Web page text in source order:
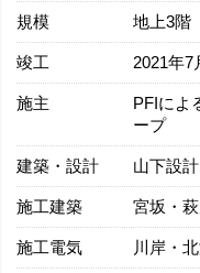
規模 地上3階
竣工 2021年7
施主
PFIによ
ープ
建築・設計 山下設
施工建築 宮坂・
施工電気 川岸・